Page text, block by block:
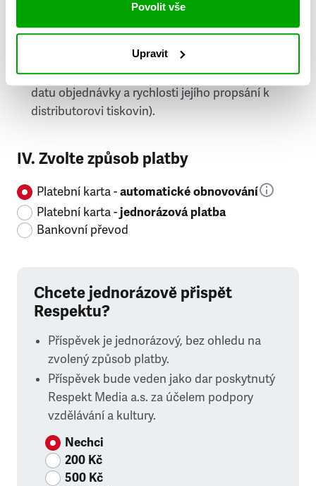
Povolit vše
Upravit
doručování týdeníku Respekt v tištěné verzi, na
první vydání ve vaší schránce se můžete těšit
příští, nejpozději přespříští týden (v závislosti na
datu objednávky a rychlosti jejího propsání k
distributorovi tiskovin).
IV. Zvolte způsob platby
Platební karta -automatické obnovování
Platební karta -jednorázová platba
Bankovní převod
Chcete jednorázově přispět
Respektu?
Příspěvek je jednorázový, bez ohledu na
zvolený způsob platby.
Příspěvek bude veden jako dar poskytnutý
Respekt Media a.s. za účelem podpory
vzdělávání a kultury.
Nechci
200 Kč
500 Kč